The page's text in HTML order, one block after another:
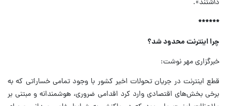
داشتند».
******
چرا اینترنت محدود شد؟
خبرگزاری مهر نوشت:
قطع اینترنت در جریان تحولات اخیر کشور با وجود تمامی خساراتی که به
برخی بخش‌های اقتصادی وارد کرد اقدامی ضروری، هوشمندانه و مبتنی بر